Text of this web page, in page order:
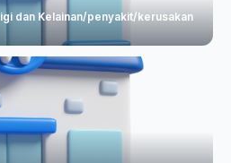
dan Kelainan/penyakit/kerusakan